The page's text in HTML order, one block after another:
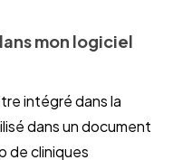
mon logiciel
intégré dans la
dans un document
de cliniques